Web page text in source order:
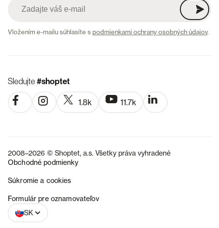
Vložením e-mailu súhlasíte spodmienkami ochrany osobných údajov.
Sledujte#shoptet
1.8k 11.7k
2008–2026 © Shoptet, a.s. Všetky práva vyhradené
Obchodné podmienky
Súkromie a cookies
Formulár pre oznamovateľov
SK